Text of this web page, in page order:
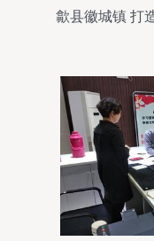
歙县徽城镇 打